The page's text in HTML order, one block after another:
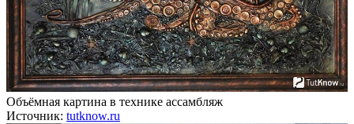
Объёмная картина в технике ассамбляж
Источник: tutknow.ru